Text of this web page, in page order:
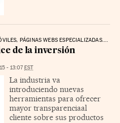
PÁGINAS WEBS ESPECIALIZADAS....
de la inversión
- 13:07 EST
La industria va
introduciendo nuevas
herramientas para ofrecer
mayor transparenciaal
cliente sobre sus productos